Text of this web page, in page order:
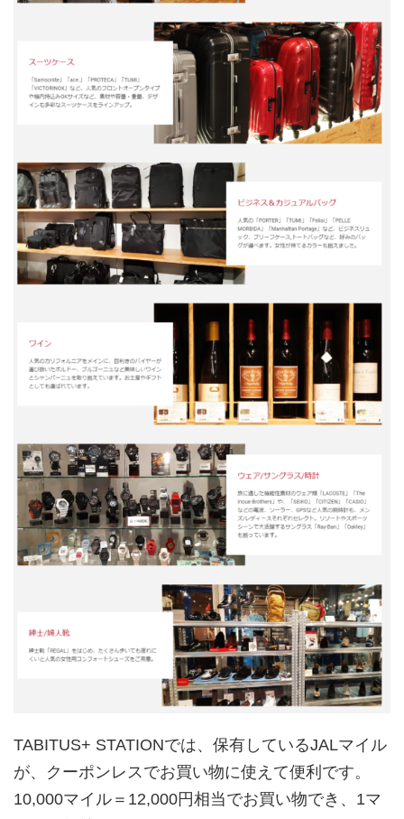
TABITUS+ STATIONでは、保有しているJALマイル
が、クーポンレスでお買い物に使えて便利です。
10,000マイル＝12,000円相当でお買い物でき、1マ